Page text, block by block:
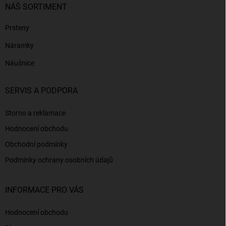
NÁŠ SORTIMENT
Prsteny
Náramky
Náušnice
SERVIS A PODPORA
Storno a reklamace
Hodnocení obchodu
Obchodní podmínky
Podmínky ochrany osobních údajů
INFORMACE PRO VÁS
Hodnocení obchodu